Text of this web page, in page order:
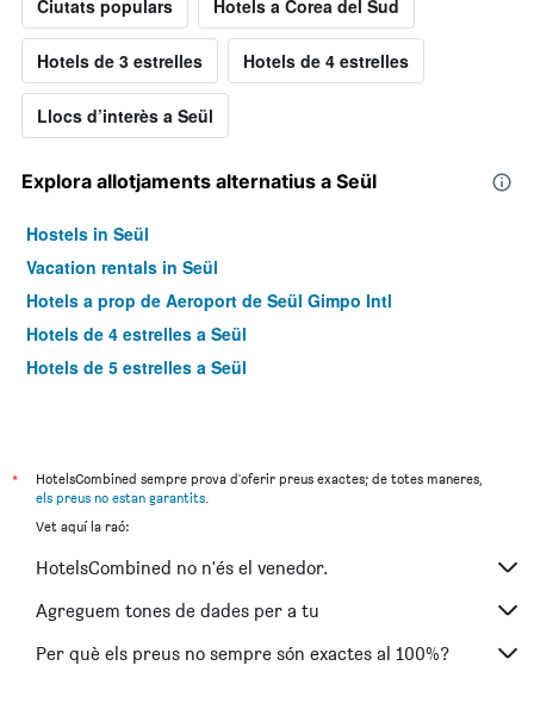
Ciutats populars Hotels a Corea del Sud
Hotels de 3 estrelles Hotels de 4 estrelles
Llocs d’interès a Seül
Explora allotjaments alternatius a Seül
Hostels in Seül
Vacation rentals in Seül
Hotels a prop de Aeroport de Seül Gimpo Intl
Hotels de 4 estrelles a Seül
Hotels de 5 estrelles a Seül
*
HotelsCombined sempre prova d'oferir preus exactes; de totes maneres,
els preus no estan garantits.
Vet aquí la raó:
HotelsCombined no n'és el venedor.
Agreguem tones de dades per a tu
Per què els preus no sempre són exactes al 100%?